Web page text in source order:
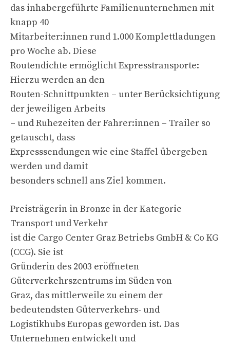
das inhabergeführte Familienunternehmen mit
knapp 40
Mitarbeiter:innen rund 1.000 Komplettladungen
pro Woche ab. Diese
Routendichte ermöglicht Expresstransporte:
Hierzu werden an den
Routen-Schnittpunkten – unter Berücksichtigung
der jeweiligen Arbeits
– und Ruhezeiten der Fahrer:innen – Trailer so
getauscht, dass
Expresssendungen wie eine Staffel übergeben
werden und damit
besonders schnell ans Ziel kommen.
Preisträgerin in Bronze in der Kategorie
Transport und Verkehr
ist die Cargo Center Graz Betriebs GmbH & Co KG
(CCG). Sie ist
Gründerin des 2003 eröffneten
Güterverkehrszentrums im Süden von
Graz, das mittlerweile zu einem der
bedeutendsten Güterverkehrs- und
Logistikhubs Europas geworden ist. Das
Unternehmen entwickelt und